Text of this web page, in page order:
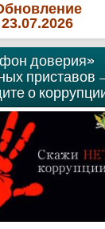
23.07.2026
доверия»
приставов
о